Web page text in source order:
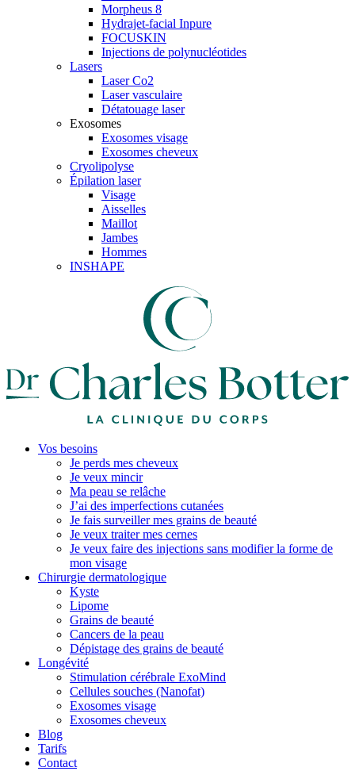
Morpheus 8
Hydrajet-facial Inpure
FOCUSKIN
Injections de polynucléotides
Lasers
Laser Co2
Laser vasculaire
Détatouage laser
Exosomes
Exosomes visage
Exosomes cheveux
Cryolipolyse
Épilation laser
Visage
Aisselles
Maillot
Jambes
Hommes
INSHAPE
Vos besoins
Je perds mes cheveux
Je veux mincir
Ma peau se relâche
J’ai des imperfections cutanées
Je fais surveiller mes grains de beauté
Je veux traiter mes cernes
Je veux faire des injections sans modifier la forme de
mon visage
Chirurgie dermatologique
Kyste
Lipome
Grains de beauté
Cancers de la peau
Dépistage des grains de beauté
Longévité
Stimulation cérébrale ExoMind
Cellules souches (Nanofat)
Exosomes visage
Exosomes cheveux
Blog
Tarifs
Contact